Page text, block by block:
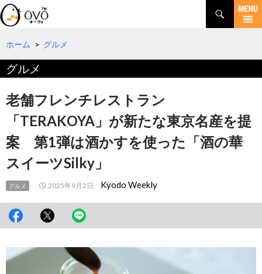
検
索
コ
テ
ツ
へ
動
ホーム > グルメ
グルメ
老舗フレンチレストラン
「TERAKOYA」が新たな東京名産を提
案 第1弾は酒かすを使った「酒の華
スイーツSilky」
グルメ 2025年9月2日 Kyodo Weekly